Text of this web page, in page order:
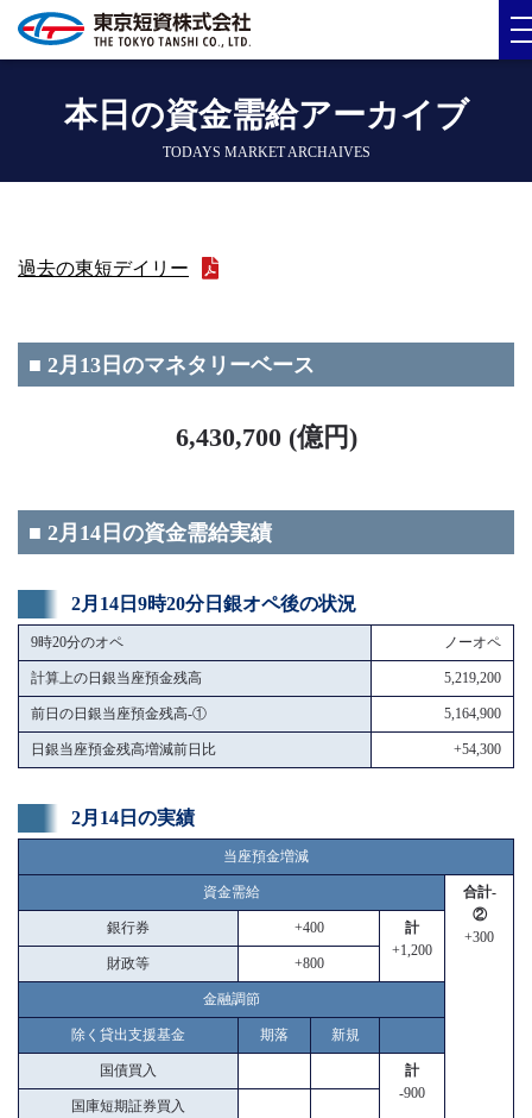
本日の資金需給アーカイブ
TODAYS MARKET ARCHAIVES
過去の東短デイリー
■ 2月13日のマネタリーベース
6,430,700 (億円)
■ 2月14日の資金需給実績
2月14日9時20分日銀オペ後の状況
9時20分のオペ ノーオペ
計算上の日銀当座預金残高 5,219,200
前日の日銀当座預金残高-① 5,164,900
日銀当座預金残高増減前日比 +54,300
2月14日の実績
当座預金増減
資金需給
合計-
②
+300
銀行券 +400
計
+1,200
財政等 +800
金融調節
除く貸出支援基金 期落 新規
国債買入
計
-900
国庫短期証券買入